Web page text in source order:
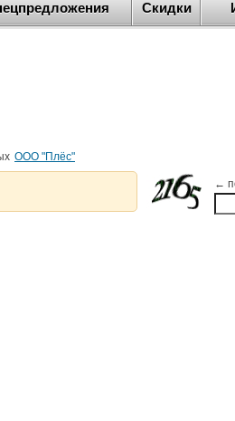
Скидки
ООО "Плёс"
←